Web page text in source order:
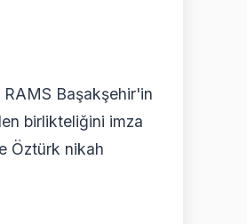
RAMS Başakşehir'in
birlikteliğini imza
Öztürk nikah